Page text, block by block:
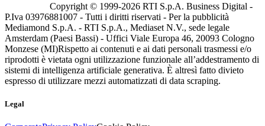
Copyright © 1999-2026 RTI S.p.A. Business Digital -
P.Iva 03976881007 - Tutti i diritti riservati - Per la pubblicità
Mediamond S.p.A. - RTI S.p.A., Mediaset N.V., sede legale
Amsterdam (Paesi Bassi) - Uffici Viale Europa 46, 20093 Cologno
Monzese (MI)Rispetto ai contenuti e ai dati personali trasmessi e/o
riprodotti è vietata ogni utilizzazione funzionale all’addestramento di
sistemi di intelligenza artificiale generativa. È altresì fatto divieto
espresso di utilizzare mezzi automatizzati di data scraping.
Legal